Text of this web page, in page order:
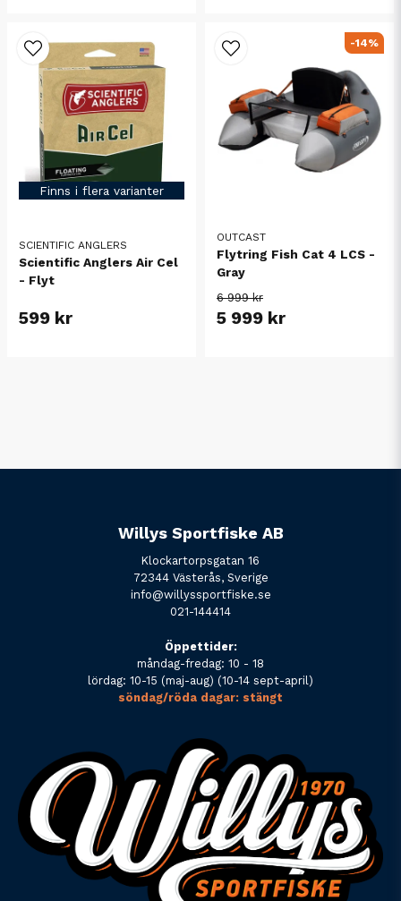
Finns i flera varianter
SCIENTIFIC ANGLERS
Scientific Anglers Air Cel
- Flyt
599 kr
OUTCAST
Flytring Fish Cat 4 LCS -
Gray
6 999 kr
5 999 kr
-14%
Willys Sportfiske AB
Klockartorpsgatan 16
72344 Västerås, Sverige
info@willyssportfiske.se
021-144414
Öppettider:
måndag-fredag: 10 - 18
lördag: 10-15 (maj-aug) (10-14 sept-april)
söndag/röda dagar: stängt